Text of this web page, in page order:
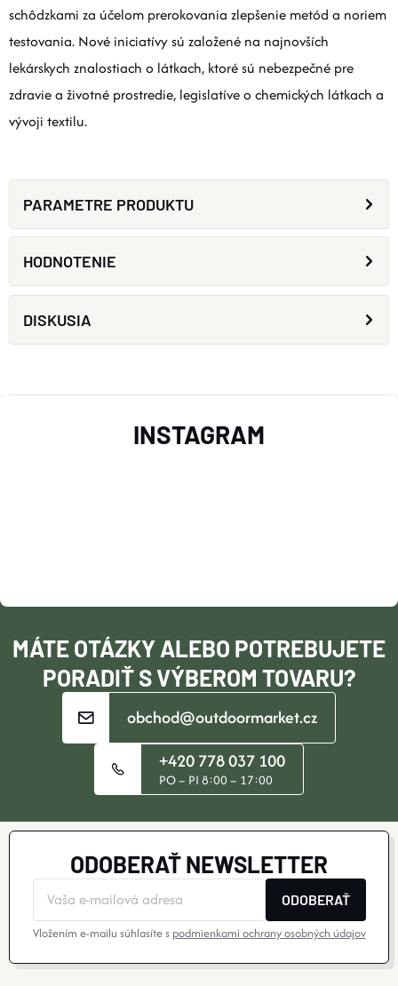
schôdzkami za účelom prerokovania zlepšenie metód a noriem
testovania. Nové iniciatívy sú založené na najnovších
lekárskych znalostiach o látkach, ktoré sú nebezpečné pre
zdravie a životné prostredie, legislatíve o chemických látkach a
vývoji textilu.
PARAMETRE PRODUKTU
HODNOTENIE
DISKUSIA
T
MÁTE OTÁZKY ALEBO POTREBUJETE
PORADIŤ S VÝBEROM TOVARU?
obchod@outdoormarket.cz
+420 778 037 100
PO – PI 8:00 – 17:00
INSTAGRAM
ODOBERAŤ NEWSLETTER
ODOBERAŤ
Vložením e-mailu súhlasíte s podmienkami ochrany osobných údajov